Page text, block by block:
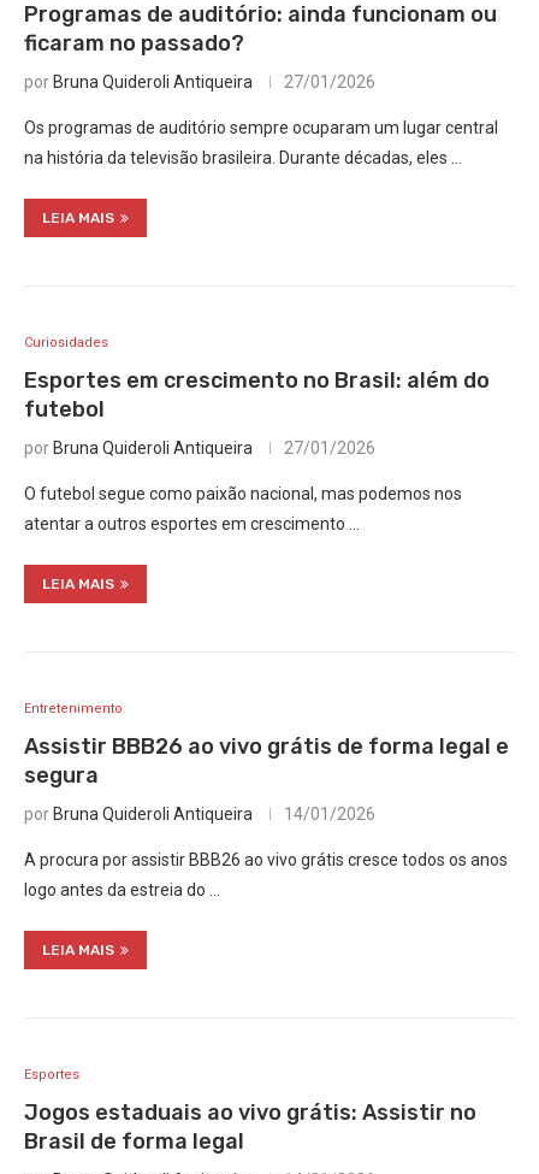
Programas de auditório: ainda funcionam ou
ficaram no passado?
por Bruna Quideroli Antiqueira 27/01/2026
Os programas de auditório sempre ocuparam um lugar central
na história da televisão brasileira. Durante décadas, eles …
LEIA MAIS
Curiosidades
Esportes em crescimento no Brasil: além do
futebol
por Bruna Quideroli Antiqueira 27/01/2026
O futebol segue como paixão nacional, mas podemos nos
atentar a outros esportes em crescimento …
LEIA MAIS
Entretenimento
Assistir BBB26 ao vivo grátis de forma legal e
segura
por Bruna Quideroli Antiqueira 14/01/2026
A procura por assistir BBB26 ao vivo grátis cresce todos os anos
logo antes da estreia do …
LEIA MAIS
Esportes
Jogos estaduais ao vivo grátis: Assistir no
Brasil de forma legal